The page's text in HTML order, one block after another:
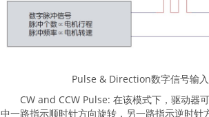
Pulse & Direction数字信号输
CW and CCW Pulse: 在该模式下，驱动器
中一路指示顺时针方向旋转，另一路指示逆时针